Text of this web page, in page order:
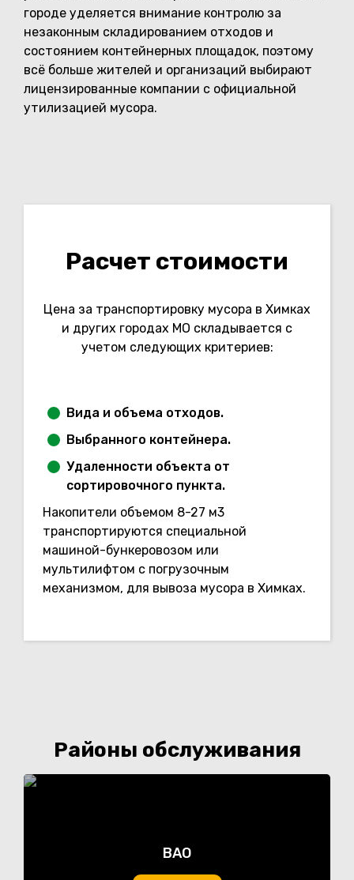
городе уделяется внимание контролю за
незаконным складированием отходов и
состоянием контейнерных площадок, поэтому
всё больше жителей и организаций выбирают
лицензированные компании с официальной
утилизацией мусора.
Расчет стоимости
Цена за транспортировку мусора в Химках
и других городах МО складывается с
учетом следующих критериев:
Вида и объема отходов.
Выбранного контейнера.
Удаленности объекта от
сортировочного пункта.
Накопители объемом 8-27 м3
транспортируются специальной
машиной-бункеровозом или
мультилифтом с погрузочным
механизмом, для вывоза мусора в Химках.
Районы обслуживания
ВАО